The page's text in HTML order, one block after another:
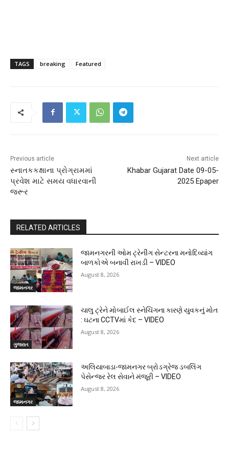
TAGS breaking Featured
Previous article
સ્નાતકકક્ષાના પ્રોગ્રામમાં
પ્રવેશ માટે સમય વધારવાની
જરૂર
Next article
Khabar Gujarat Date 09-05-
2025 Epaper
RELATED ARTICLES
જામનગર
જામનગરની ઓમ ટ્રેનીંગ સેન્ટરના મનોદિવ્યાંગ
બાળકોએ બનાવી રાખડી – VIDEO
August 8, 2026
ગુજરાત
ચાલુ ટ્રેને મોબાઈલ સ્નેચિંગના કારણે યુવકનું મોત
: ઘટના CCTVમાં કેદ – VIDEO
August 8, 2026
જામનગર
અલિયાબાડા-જામનગર બ્રોડગ્રેજ ડબલિંગ
પેસેન્જર રેલ સેવાને મંજૂરી – VIDEO
August 8, 2026